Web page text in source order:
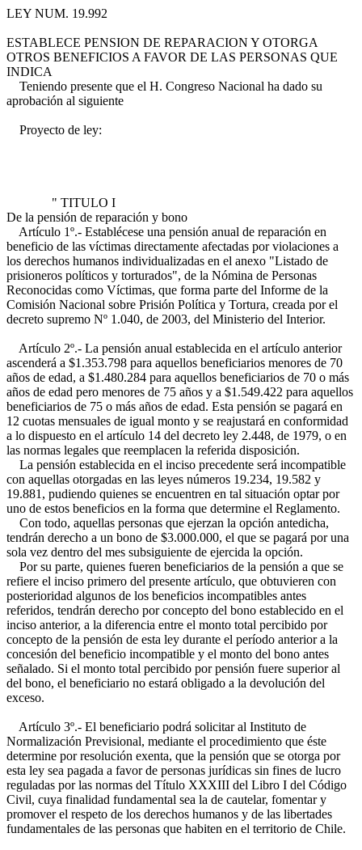
LEY NUM. 19.992
ESTABLECE PENSION DE REPARACION Y OTORGA
OTROS BENEFICIOS A FAVOR DE LAS PERSONAS QUE
INDICA
Teniendo presente que el H. Congreso Nacional ha dado su
aprobación al siguiente
Proyecto de ley:
" TITULO I
De la pensión de reparación y bono
Artículo 1º.- Establécese una pensión anual de reparación en
beneficio de las víctimas directamente afectadas por violaciones a
los derechos humanos individualizadas en el anexo "Listado de
prisioneros políticos y torturados", de la Nómina de Personas
Reconocidas como Víctimas, que forma parte del Informe de la
Comisión Nacional sobre Prisión Política y Tortura, creada por el
decreto supremo Nº 1.040, de 2003, del Ministerio del Interior.
Artículo 2º.- La pensión anual establecida en el artículo anterior
ascenderá a $1.353.798 para aquellos beneficiarios menores de 70
años de edad, a $1.480.284 para aquellos beneficiarios de 70 o más
años de edad pero menores de 75 años y a $1.549.422 para aquellos
beneficiarios de 75 o más años de edad. Esta pensión se pagará en
12 cuotas mensuales de igual monto y se reajustará en conformidad
a lo dispuesto en el artículo 14 del decreto ley 2.448, de 1979, o en
las normas legales que reemplacen la referida disposición.
La pensión establecida en el inciso precedente será incompatible
con aquellas otorgadas en las leyes números 19.234, 19.582 y
19.881, pudiendo quienes se encuentren en tal situación optar por
uno de estos beneficios en la forma que determine el Reglamento.
Con todo, aquellas personas que ejerzan la opción antedicha,
tendrán derecho a un bono de $3.000.000, el que se pagará por una
sola vez dentro del mes subsiguiente de ejercida la opción.
Por su parte, quienes fueren beneficiarios de la pensión a que se
refiere el inciso primero del presente artículo, que obtuvieren con
posterioridad algunos de los beneficios incompatibles antes
referidos, tendrán derecho por concepto del bono establecido en el
inciso anterior, a la diferencia entre el monto total percibido por
concepto de la pensión de esta ley durante el período anterior a la
concesión del beneficio incompatible y el monto del bono antes
señalado. Si el monto total percibido por pensión fuere superior al
del bono, el beneficiario no estará obligado a la devolución del
exceso.
Artículo 3º.- El beneficiario podrá solicitar al Instituto de
Normalización Previsional, mediante el procedimiento que éste
determine por resolución exenta, que la pensión que se otorga por
esta ley sea pagada a favor de personas jurídicas sin fines de lucro
reguladas por las normas del Título XXXIII del Libro I del Código
Civil, cuya finalidad fundamental sea la de cautelar, fomentar y
promover el respeto de los derechos humanos y de las libertades
fundamentales de las personas que habiten en el territorio de Chile.